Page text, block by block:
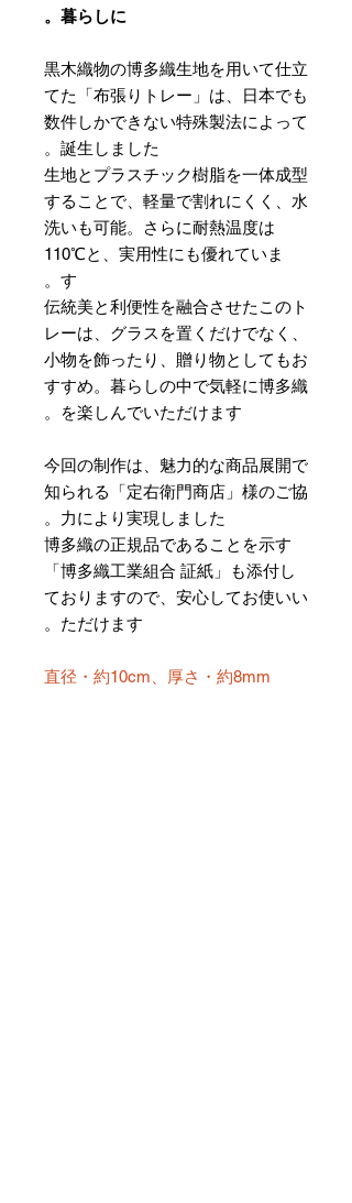
暮らしに。
黒木織物の博多織生地を用いて仕立
てた「布張りトレー」は、日本でも
数件しかできない特殊製法によって
誕生しました。
生地とプラスチック樹脂を一体成型
することで、軽量で割れにくく、水
洗いも可能。さらに耐熱温度は
110℃と、実用性にも優れていま
す。
伝統美と利便性を融合させたこのト
レーは、グラスを置くだけでなく、
小物を飾ったり、贈り物としてもお
すすめ。暮らしの中で気軽に博多織
を楽しんでいただけます。
今回の制作は、魅力的な商品展開で
知られる「定右衛門商店」様のご協
力により実現しました。
博多織の正規品であることを示す
「博多織工業組合 証紙」も添付し
ておりますので、安心してお使いい
ただけます。
直径・約10cm、厚さ・約8mm